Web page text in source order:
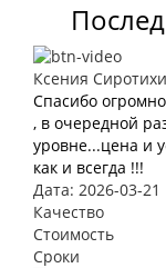
Ксения
Спасибо
, в очередной
уровне...цена и
как и всегда !!!
Дата: 2026-03-21
Качество
Стоимость
Сроки